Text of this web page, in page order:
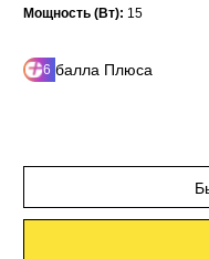
Мощность (Вт): 15
6 балла Плюса